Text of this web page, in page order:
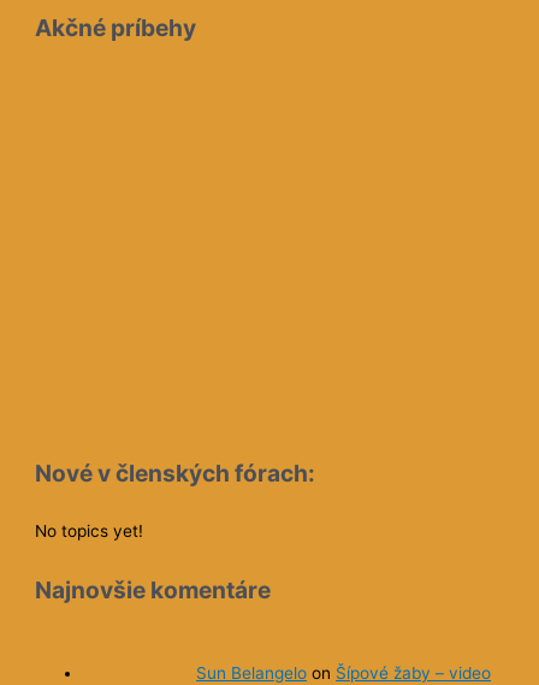
Akčné príbehy
Nové v členských fórach:
No topics yet!
Najnovšie komentáre
Sun Belangelo on Šípové žaby – video